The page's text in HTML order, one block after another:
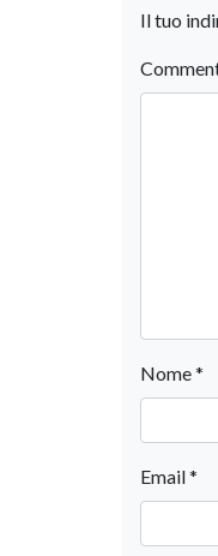
Il tuo
Nome*
Email*